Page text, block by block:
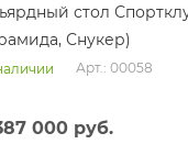
стол
Снукер)
Арт.: 00058
000 руб.